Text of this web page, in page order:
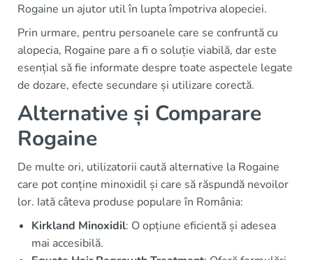
Rogaine un ajutor util în lupta împotriva alopeciei.
Prin urmare, pentru persoanele care se confruntă cu
alopecia, Rogaine pare a fi o soluție viabilă, dar este
esențial să fie informate despre toate aspectele legate
de dozare, efecte secundare și utilizare corectă.
Alternative și Comparare
Rogaine
De multe ori, utilizatorii caută alternative la Rogaine
care pot conține minoxidil și care să răspundă nevoilor
lor. Iată câteva produse populare în România:
Kirkland Minoxidil: O opțiune eficientă și adesea
mai accesibilă.